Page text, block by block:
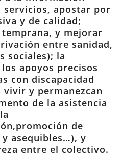
servicios, apostar por
y de calidad;
y mejorar
entre sanidad,
sociales); la
apoyos precisos
con discapacidad
y permanezcan
de la asistencia
de
asequibles…), y
entre el colectivo.